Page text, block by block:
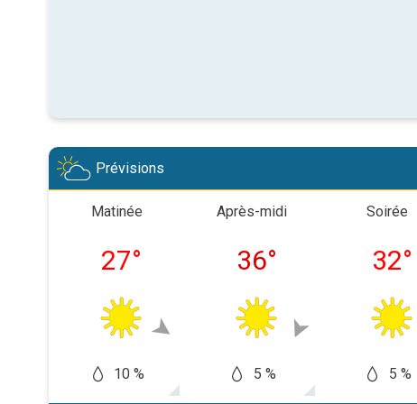
Prévisions
Matinée
27°
10 %
Après-midi
36°
5 %
Soirée
32°
5 %